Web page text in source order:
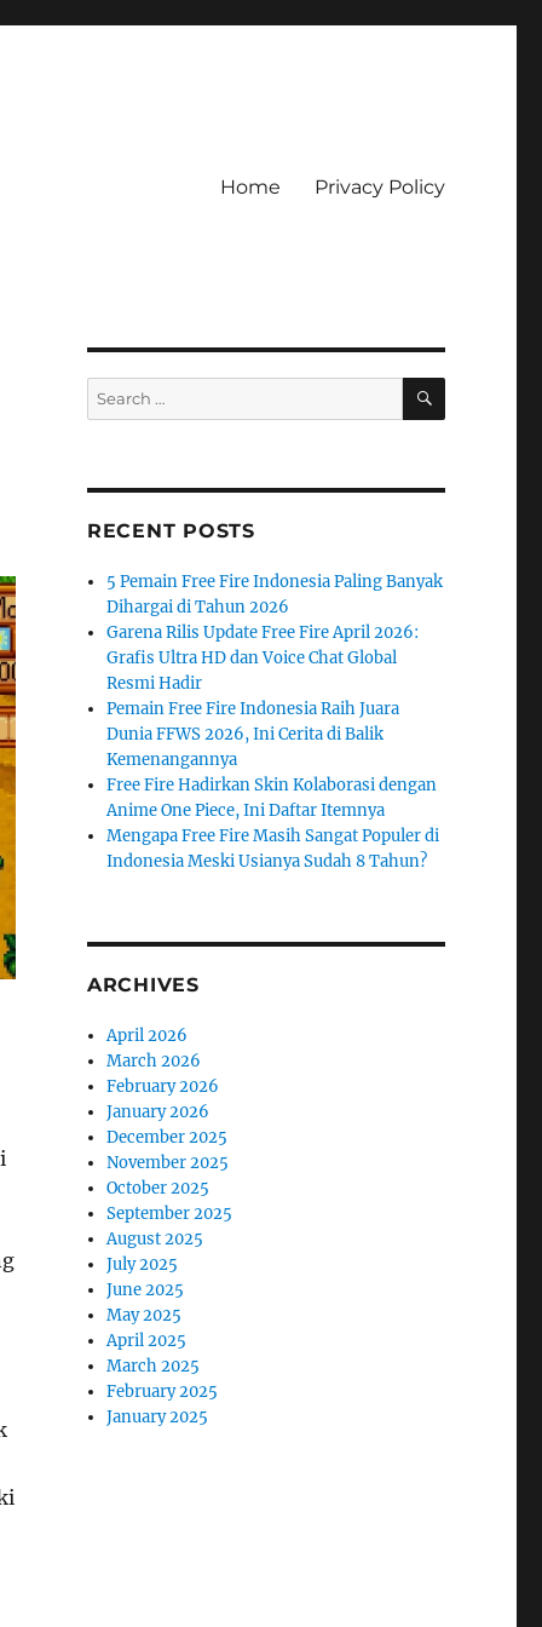
Home Privacy Policy
Search
for:
SEARCH
RECENT POSTS
5 Pemain Free Fire Indonesia Paling Banyak
Dihargai di Tahun 2026
Garena Rilis Update Free Fire April 2026:
Grafis Ultra HD dan Voice Chat Global
Resmi Hadir
Pemain Free Fire Indonesia Raih Juara
Dunia FFWS 2026, Ini Cerita di Balik
Kemenangannya
Free Fire Hadirkan Skin Kolaborasi dengan
Anime One Piece, Ini Daftar Itemnya
Mengapa Free Fire Masih Sangat Populer di
Indonesia Meski Usianya Sudah 8 Tahun?
ARCHIVES
April 2026
March 2026
February 2026
January 2026
December 2025
November 2025
October 2025
September 2025
August 2025
July 2025
June 2025
May 2025
April 2025
March 2025
February 2025
January 2025